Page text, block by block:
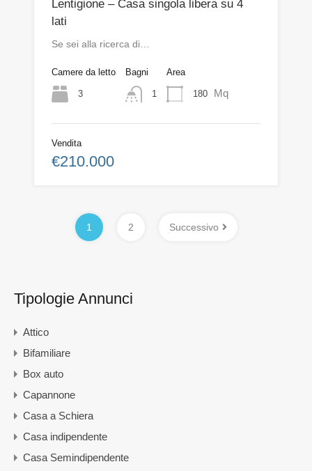
Lentigione – Casa singola libera su 4
lati
Se sei alla ricerca di…
Camere da letto
3
Bagni
1
Area
180 Mq
Vendita
€210.000
1 2 Successivo
Tipologie Annunci
Attico
Bifamiliare
Box auto
Capannone
Casa a Schiera
Casa indipendente
Casa Semindipendente